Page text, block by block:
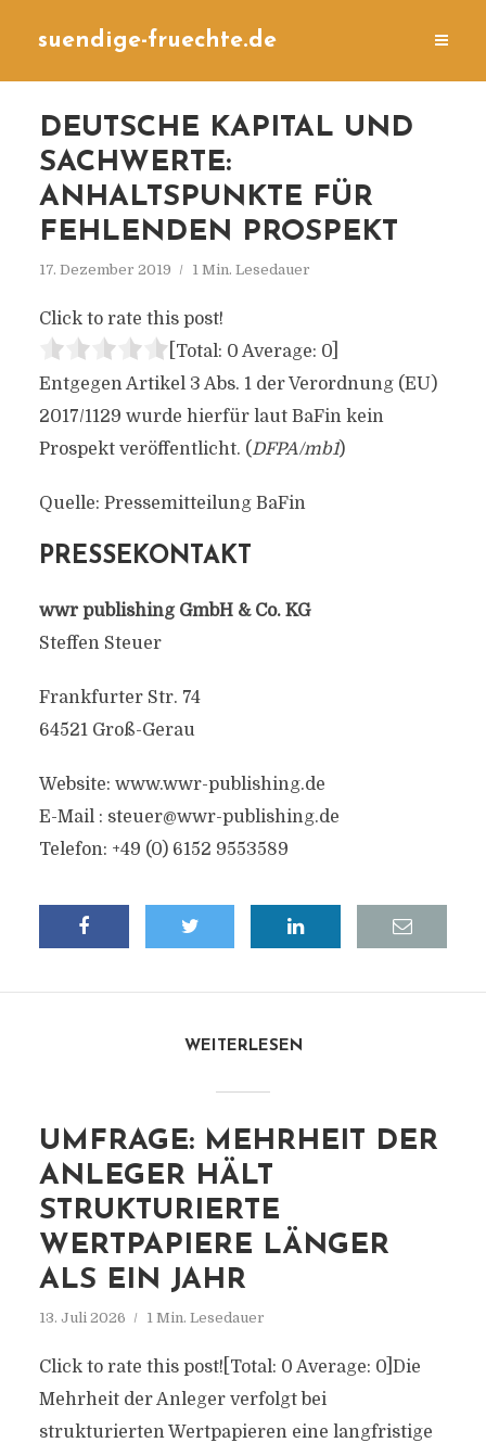
suendige-fruechte.de
DEUTSCHE KAPITAL UND
SACHWERTE:
ANHALTSPUNKTE FÜR
FEHLENDEN PROSPEKT
17. Dezember 2019 1 Min. Lesedauer
Click to rate this post!
[Total: 0 Average: 0]
Entgegen Artikel 3 Abs. 1 der Verordnung (EU)
2017/1129 wurde hierfür laut BaFin kein
Prospekt veröffentlicht. (DFPA/mb1)
Quelle: Pressemitteilung BaFin
PRESSEKONTAKT
wwr publishing GmbH & Co. KG
Steffen Steuer
Frankfurter Str. 74
64521 Groß-Gerau
Website: www.wwr-publishing.de
E-Mail : steuer@wwr-publishing.de
Telefon: +49 (0) 6152 9553589
WEITERLESEN
UMFRAGE: MEHRHEIT DER
ANLEGER HÄLT
STRUKTURIERTE
WERTPAPIERE LÄNGER
ALS EIN JAHR
13. Juli 2026 1 Min. Lesedauer
Click to rate this post![Total: 0 Average: 0]Die
Mehrheit der Anleger verfolgt bei
strukturierten Wertpapieren eine langfristige